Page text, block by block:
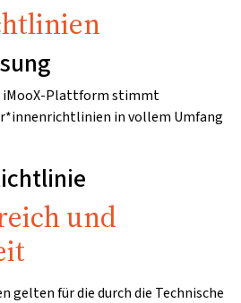
iMooX-Plattform stimmt
in vollem Umfang
und
gelten für die durch die Technische